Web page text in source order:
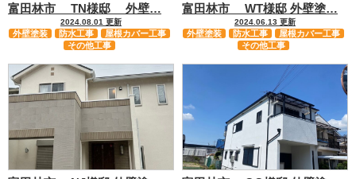
富田林市 TN様邸 外壁…
2024.08.01 更新
外壁塗装 防水工事
屋根カバー工事
その他工事
富田林市 WT様邸 外壁塗…
2024.06.13 更新
外壁塗装 防水工事
屋根カバー工事
その他工事